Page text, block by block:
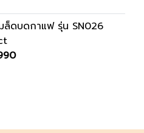
มล็ดบดกาแฟ รุ่น SN026